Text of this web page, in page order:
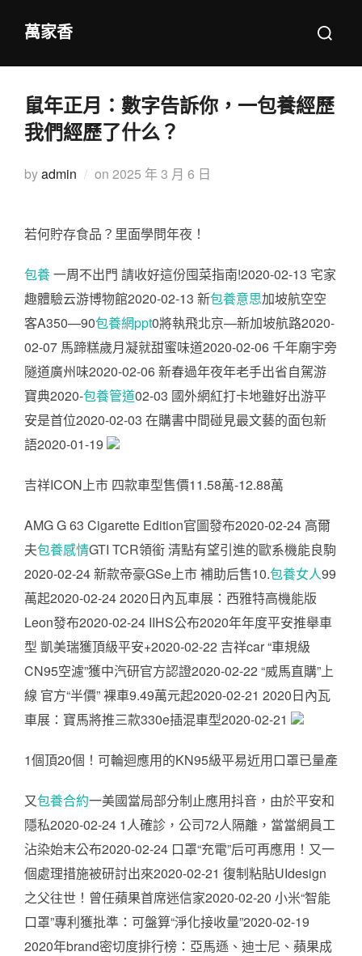
萬家香
Search
鼠年正月：數字告訴你，一包養經歷
我們經歷了什么？
byadmin on Posted
2025 年 3 月 6 日
若何貯存食品？里面學問年夜！
包養一周不出門 請收好這份囤菜指南!2020-02-13 宅家
趣體驗云游博物館2020-02-13 新包養意思加坡航空空
客A350—90包養網ppt0將執飛北京—新加坡航路2020-
02-07 馬蹄糕歲月凝就甜蜜味道2020-02-06 千年廟宇旁
隧道廣州味2020-02-06 新春過年夜年老手出省自駕游
寶典2020-包養管道02-03 國外網紅打卡地雖好出游平
安是首位2020-02-03 在購書中間碰見最文藝的面包新
語2020-01-19
吉祥ICON上市 四款車型售價11.58萬-12.88萬
AMG G 63 Cigarette Edition官圖發布2020-02-24 高爾
夫包養感情GTI TCR領銜 清點有望引進的歐系機能良駒
2020-02-24 新款帝豪GSe上市 補助后售10.包養女人99
萬起2020-02-24 2020日內瓦車展：西雅特高機能版
Leon發布2020-02-24 IIHS公布2020年年度平安推舉車
型 凱美瑞獲頂級平安+2020-02-22 吉祥car “車規級
CN95空濾”獲中汽研官方認證2020-02-22 “威馬直購”上
線 官方“半價” 裸車9.49萬元起2020-02-21 2020日內瓦
車展：寶馬將推三款330e插混車型2020-02-21
1個頂20個！可輪迴應用的KN95級平易近用口罩已量產
又包養合約一美國當局部分制止應用抖音，由於平安和
隱私2020-02-24 1人確診，公司72人隔離，當當網員工
沾染始末公布2020-02-24 口罩“充電”后可再應用！又一
個處理措施被研討出來2020-02-21 復制粘貼UIdesign
之父往世！曾任蘋果首席迷信家2020-02-20 小米“智能
口罩”專利獲批準：可盤算“淨化接收量”2020-02-19
2020年brand密切度排行榜：亞馬遜、迪士尼、蘋果成